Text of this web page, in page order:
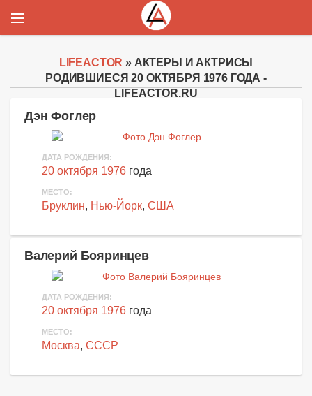
LIFEACTOR » АКТЕРЫ И АКТРИСЫ
РОДИВШИЕСЯ 20 ОКТЯБРЯ 1976 ГОДА -
LIFEACTOR.RU
Дэн Фоглер
ДАТА РОЖДЕНИЯ:
20 октября 1976 года
МЕСТО:
Бруклин, Нью-Йорк, США
Валерий Бояринцев
ДАТА РОЖДЕНИЯ:
20 октября 1976 года
МЕСТО:
Москва, СССР